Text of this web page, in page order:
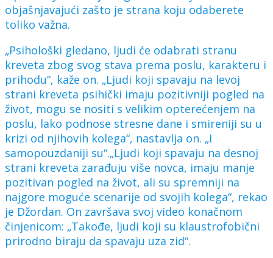
objašnjavajući zašto je strana koju odaberete
toliko važna.
„Psihološki gledano, ljudi će odabrati stranu
kreveta zbog svog stava prema poslu, karakteru i
prihodu“, kaže on. „Ljudi koji spavaju na levoj
strani kreveta psihički imaju pozitivniji pogled na
život, mogu se nositi s velikim opterećenjem na
poslu, lako podnose stresne dane i smireniji su u
krizi od njihovih kolega“, nastavlja on. „I
samopouzdaniji su“.„Ljudi koji spavaju na desnoj
strani kreveta zarađuju više novca, imaju manje
pozitivan pogled na život, ali su spremniji na
najgore moguće scenarije od svojih kolega“, rekao
je Džordan. On završava svoj video konačnom
činjenicom: „Takođe, ljudi koji su klaustrofobični
prirodno biraju da spavaju uza zid“.